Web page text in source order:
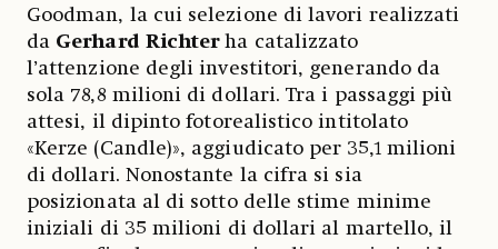
Goodman, la cui selezione di lavori realizzati
da Gerhard Richterha catalizzato
l’attenzione degli investitori, generando da
sola 78,8 milioni di dollari. Tra i passaggi più
attesi, il dipinto fotorealistico intitolato
«Kerze (Candle)», aggiudicato per 35,1 milioni
di dollari. Nonostante la cifra si sia
posizionata al di sotto delle stime minime
iniziali di 35 milioni di dollari al martello, il